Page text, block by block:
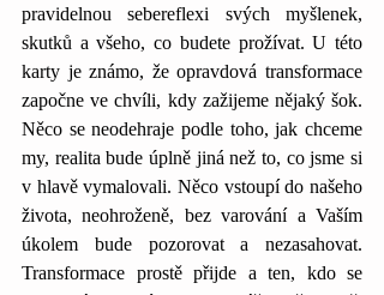
pravidelnou sebereflexi svých myšlenek,
skutků a všeho, co budete prožívat. U této
karty je známo, že opravdová transformace
započne ve chvíli, kdy zažijeme nějaký šok.
Něco se neodehraje podle toho, jak chceme
my, realita bude úplně jiná než to, co jsme si
v hlavě vymalovali. Něco vstoupí do našeho
života, neohroženě, bez varování a Vaším
úkolem bude pozorovat a nezasahovat.
Transformace prostě přijde a ten, kdo se